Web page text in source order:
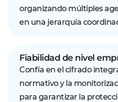
organizando múltiples
en una jerarquía
Fiabilidad de nivel
Confía en el cifrado
normativo y la
para garantizar la